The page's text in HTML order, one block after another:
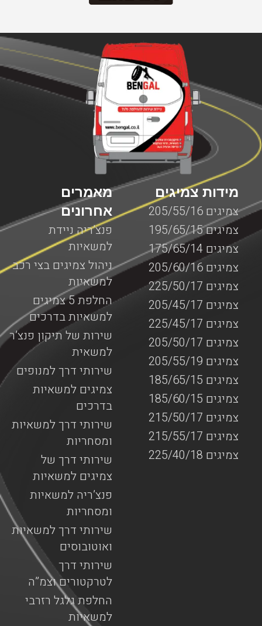
מאמרים
אחרונים
פנצ’ריה ניידת
למשאיות
ניהול צמיגים בצי רכב
למשאיות
החלפת 5 צמיגים
למשאיות בדרכים
שירות של תיקון פנצ’ר
למשאית
שירותי דרך למנופים
צמיגים למשאיות
בדרכים
שירותי דרך למשאיות
ומסחריות
שירותי דרך של
צמיגים למשאיות
פנצ’ריה למשאיות
ומסחריות
שירותי דרך למשאיות
ואוטובוסים
שירותי דרך
לטרקטורים וצמ”ה
החלפת גלגל רזרבי
למשאיות
מידות צמיגים
צמיגים 205/55/16
צמיגים 195/65/15
צמיגים 175/65/14
צמיגים 205/60/16
צמיגים 225/50/17
צמיגים 205/45/17
צמיגים 225/45/17
צמיגים 205/50/17
צמיגים 205/55/19
צמיגים 185/65/15
צמיגים 185/60/15
צמיגים 215/50/17
צמיגים 215/55/17
צמיגים 225/40/18